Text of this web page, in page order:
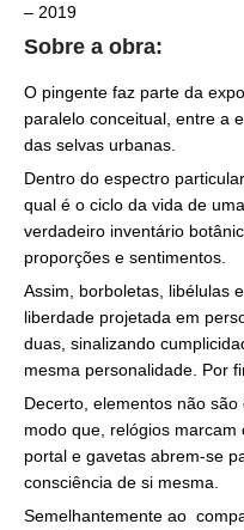
– 2019
Sobre a obra:
O pingente faz parte da
paralelo conceitual, entre a
das selvas urbanas.
Dentro do espectro
qual é o ciclo da vida de
verdadeiro inventário
proporções e sentimentos.
Assim, borboletas, libélulas
liberdade projetada em
duas, sinalizando
mesma personalidade. Por
Decerto, elementos não
modo que, relógios
portal e gavetas abrem-se
consciência de si mesma.
Semelhantemente ao